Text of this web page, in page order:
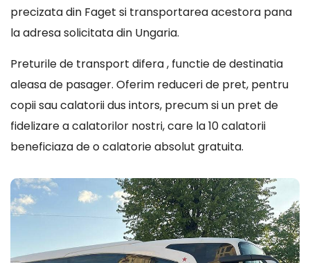
precizata din Faget si transportarea acestora pana
la adresa solicitata din Ungaria.
Preturile de transport difera , functie de destinatia
aleasa de pasager. Oferim reduceri de pret, pentru
copii sau calatorii dus intors, precum si un pret de
fidelizare a calatorilor nostri, care la 10 calatorii
beneficiaza de o calatorie absolut gratuita.